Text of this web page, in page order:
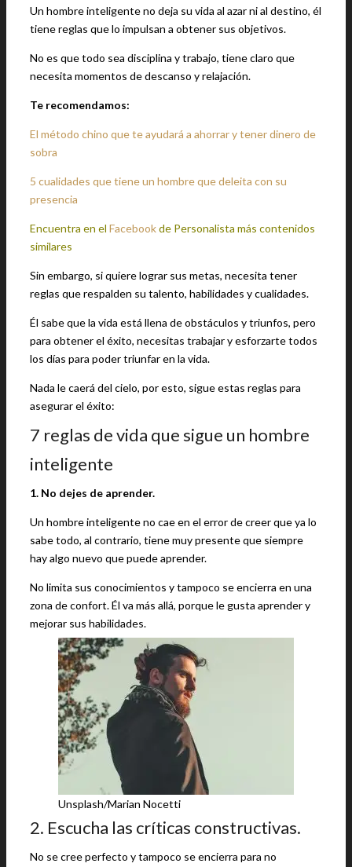
Un hombre inteligente no deja su vida al azar ni al destino, él
tiene reglas que lo impulsan a obtener sus objetivos.
No es que todo sea disciplina y trabajo, tiene claro que
necesita momentos de descanso y relajación.
Te recomendamos:
El método chino que te ayudará a ahorrar y tener dinero de
sobra
5 cualidades que tiene un hombre que deleita con su
presencia
Encuentra en el Facebookde Personalista más contenidos
similares
Sin embargo, si quiere lograr sus metas, necesita tener
reglas que respalden su talento, habilidades y cualidades.
Él sabe que la vida está llena de obstáculos y triunfos, pero
para obtener el éxito, necesitas trabajar y esforzarte todos
los días para poder triunfar en la vida.
Nada le caerá del cielo, por esto, sigue estas reglas para
asegurar el éxito:
7 reglas de vida que sigue un hombre
inteligente
1. No dejes de aprender.
Un hombre inteligente no cae en el error de creer que ya lo
sabe todo, al contrario, tiene muy presente que siempre
hay algo nuevo que puede aprender.
No limita sus conocimientos y tampoco se encierra en una
zona de confort. Él va más allá, porque le gusta aprender y
mejorar sus habilidades.
Unsplash/Marian Nocetti
2. Escucha las críticas constructivas.
No se cree perfecto y tampoco se encierra para no